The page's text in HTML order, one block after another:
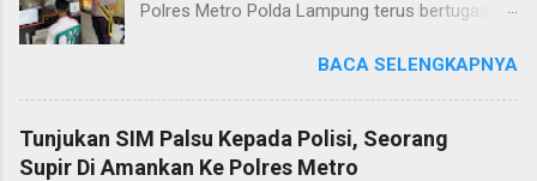
Polres Metro Polda Lampung terus bertugas
terkait layanan pengaduan, pelayanan SKCK dan
pelayanan Identifikasi sidik jari secara terpadu
kepada masyarakat. Senin (06/01/2025) Dalam
mewujudkan pelayanan prima kepolisian, SPKT
BACA SELENGKAPNYA
Tunjukan SIM Palsu Kepada Polisi, Seorang
Supir Di Amankan Ke Polres Metro